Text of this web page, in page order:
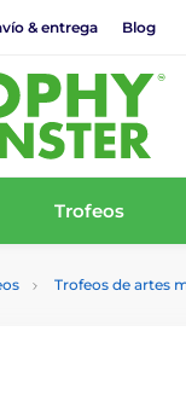
& entrega Blog
Trofeos
Trofeos de artes